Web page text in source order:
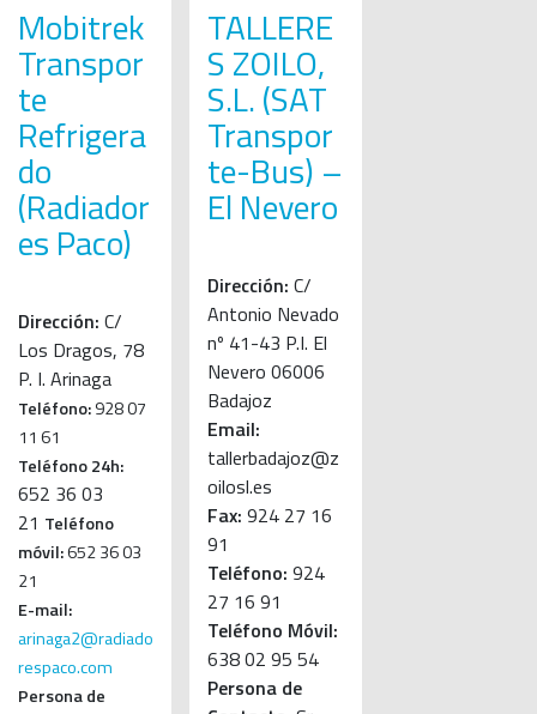
Mobitrek
Transpor
te
Refrigera
do
(Radiador
es Paco)
Dirección: C/
Los Dragos, 78
P. I. Arinaga
Teléfono:928 07
11 61
Teléfono 24h:
652 36 03
21 Teléfono
móvil:652 36 03
21
E-mail:
arinaga2@radiado
respaco.com
Persona de
TALLERE
S ZOILO,
S.L. (SAT
Transpor
te-Bus) –
El Nevero
Dirección: C/
Antonio Nevado
nº 41-43 P.I. El
Nevero 06006
Badajoz
Email:
tallerbadajoz@z
oilosl.es
Fax: 924 27 16
91
Teléfono: 924
27 16 91
Teléfono Móvil:
638 02 95 54
Persona de